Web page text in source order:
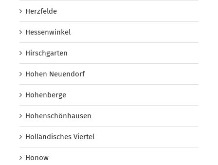
Herzfelde
Hessenwinkel
Hirschgarten
Hohen Neuendorf
Hohenberge
Hohenschönhausen
Holländisches Viertel
Hönow